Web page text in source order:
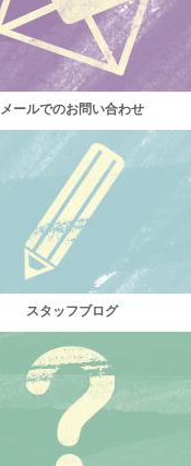
メールでのお問い合わせ
スタッフブログ